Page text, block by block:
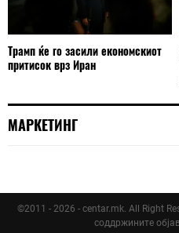
Трамп ќе го засили економскиот
притисок врз Иран
МАРКЕТИНГ
©2011 - 2026 - centar.mk. All Right
соддржините